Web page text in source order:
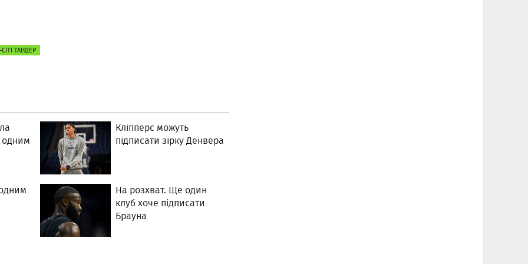
ТАНДЕР
одним
Кліпперс можуть
підписати зірку Денвера
На розхват. Ще один
клуб хоче підписати
Брауна